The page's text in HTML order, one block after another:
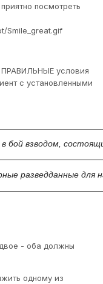
посмотреть
Smile_great.gif
ПРАВИЛЬНЫЕ условия
с установленными
бой взводом,
разведданные для
- оба должны
одному из